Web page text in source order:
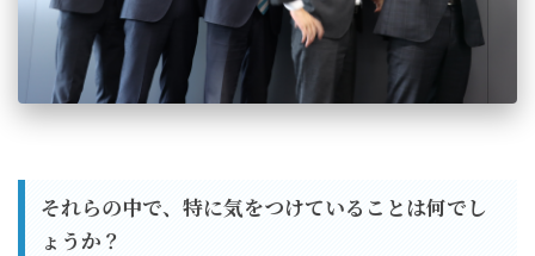
それらの中で、特に気をつけていることは何でし
ょうか？